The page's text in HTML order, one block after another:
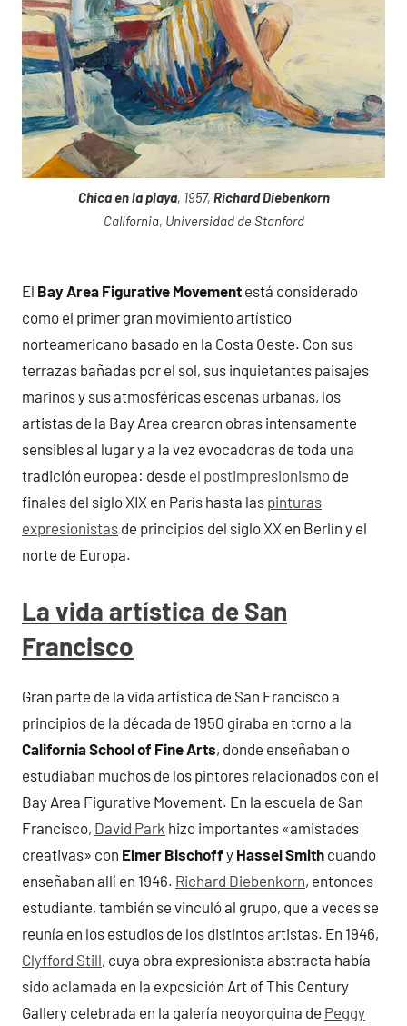
Chica en la playa, 1957, Richard Diebenkorn
California, Universidad de Stanford
El Bay Area Figurative Movement está considerado
como el primer gran movimiento artístico
norteamericano basado en la Costa Oeste. Con sus
terrazas bañadas por el sol, sus inquietantes paisajes
marinos y sus atmosféricas escenas urbanas, los
artistas de la Bay Area crearon obras intensamente
sensibles al lugar y a la vez evocadoras de toda una
tradición europea: desde el postimpresionismo de
finales del siglo XIX en París hasta las pinturas
expresionistas de principios del siglo XX en Berlín y el
norte de Europa.
La vida artística de San
Francisco
Gran parte de la vida artística de San Francisco a
principios de la década de 1950 giraba en torno a la
California School of Fine Arts, donde enseñaban o
estudiaban muchos de los pintores relacionados con el
Bay Area Figurative Movement. En la escuela de San
Francisco, David Park hizo importantes «amistades
creativas» con Elmer Bischoff y Hassel Smith cuando
enseñaban allí en 1946. Richard Diebenkorn, entonces
estudiante, también se vinculó al grupo, que a veces se
reunía en los estudios de los distintos artistas. En 1946,
Clyfford Still, cuya obra expresionista abstracta había
sido aclamada en la exposición Art of This Century
Gallery celebrada en la galería neoyorquina de Peggy